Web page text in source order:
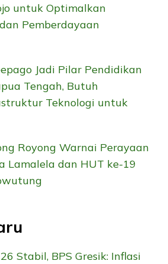
untuk Optimalkan
Pemberdayaan
Jadi Pilar Pendidikan
Tengah, Butuh
Teknologi untuk
Royong Warnai Perayaan
Lamalela dan HUT ke-19
Stabil, BPS Gresik: Inflasi